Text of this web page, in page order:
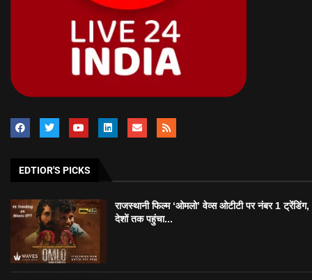
EDTIOR'S PICKS
राजस्थानी फिल्म ‘ओमलो’ वेव्स ओटीटी पर नंबर 1
देशों तक पहुंचा...